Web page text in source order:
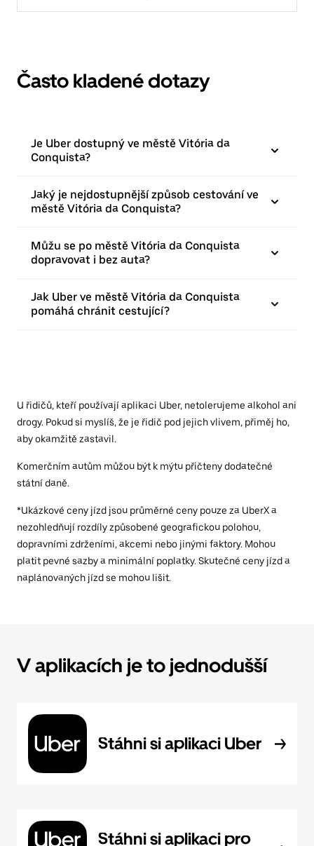
Často kladené dotazy
Je Uber dostupný ve městě Vitória da
Conquista?
Jaký je nejdostupnější způsob cestování ve
městě Vitória da Conquista?
Můžu se po městě Vitória da Conquista
dopravovat i bez auta?
Jak Uber ve městě Vitória da Conquista
pomáhá chránit cestující?
U řidičů, kteří používají aplikaci Uber, netolerujeme alkohol ani
drogy. Pokud si myslíš, že je řidič pod jejich vlivem, přiměj ho,
aby okamžitě zastavil.
Komerčním autům můžou být k mýtu přičteny dodatečné
státní daně.
*Ukázkové ceny jízd jsou průměrné ceny pouze za UberX a
nezohledňují rozdíly způsobené geografickou polohou,
dopravními zdrženími, akcemi nebo jinými faktory. Mohou
platit pevné sazby a minimální poplatky. Skutečné ceny jízd a
naplánovaných jízd se mohou lišit.
V aplikacích je to jednodušší
Stáhni si aplikaci Uber
Stáhni si aplikaci pro